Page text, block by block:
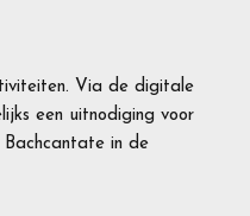
Via de digitale
een uitnodiging voor
Bachcantate in de